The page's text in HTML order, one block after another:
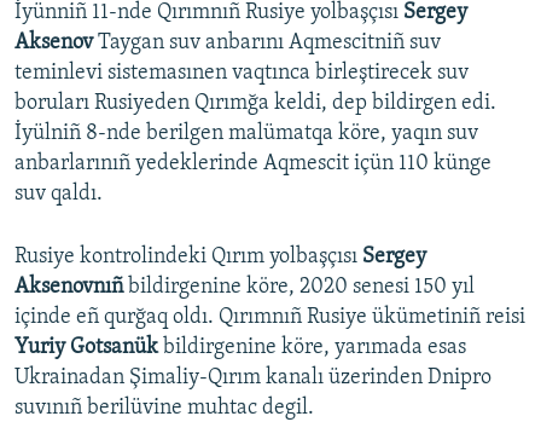
İyünniñ 11-nde Qırımnıñ Rusiye yolbaşçısı Sergey
AksenovTaygan suv anbarını Aqmescitniñ suv
teminlevi sistemasınen vaqtınca birleştirecek suv
boruları Rusiyeden Qırımğa keldi, dep bildirgen edi.
İyülniñ 8-nde berilgen malümatqa köre, yaqın suv
anbarlarınıñ yedeklerinde Aqmescit içün 110 künge
suv qaldı.
Rusiye kontrolindeki Qırım yolbaşçısı Sergey
Aksenovnıñ bildirgenine köre, 2020 senesi 150 yıl
içinde eñ qurğaq oldı. Qırımnıñ Rusiye ükümetiniñ reisi
Yuriy Gotsanük bildirgenine köre, yarımada esas
Ukrainadan Şimaliy-Qırım kanalı üzerinden Dnipro
suvınıñ berilüvine muhtac degil.